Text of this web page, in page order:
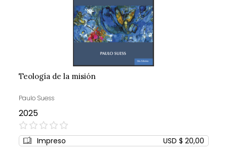
Teología de la misión
Paulo Suess
2025
0%
Impreso USD $ 20,00